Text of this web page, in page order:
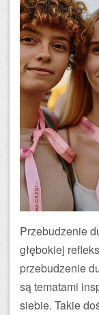
Przebudzenie
głębokiej
przebudzenie
są tematami
siebie. Takie